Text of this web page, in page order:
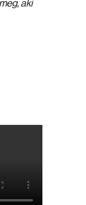
aki